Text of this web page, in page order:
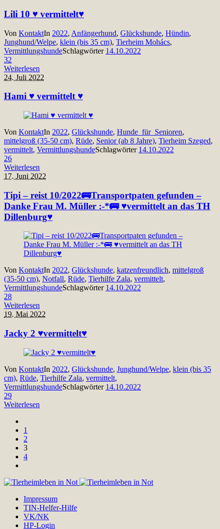
Lili 10 ♥ vermittelt♥
Von KontaktIn 2022, Anfängerhund, Glückshunde, Hündin,
Junghund/Welpe, klein (bis 35 cm), Tierheim Mohács,
VermittlungshundeSchlagwörter 14.10.2022
32
Weiterlesen
24. Juli 2022
Hami ♥ vermittelt ♥
Von KontaktIn 2022, Glückshunde, Hunde_für_Senioren,
mittelgroß (35-50 cm), Rüde, Senior (ab 8 Jahre), Tierheim Szeged,
vermittelt, VermittlungshundeSchlagwörter 14.10.2022
26
Weiterlesen
17. Juni 2022
Tipi – reist 10/2022🚌Transportpaten gefunden –
Danke Frau M. Müller :-*🚌 ♥vermittelt an das TH
Dillenburg♥
Von KontaktIn 2022, Glückshunde, katzenfreundlich, mittelgroß
(35-50 cm), Notfall, Rüde, Tierhilfe Zala, vermittelt,
VermittlungshundeSchlagwörter 14.10.2022
28
Weiterlesen
19. Mai 2022
Jacky 2 ♥vermittelt♥
Von KontaktIn 2022, Glückshunde, Junghund/Welpe, klein (bis 35
cm), Rüde, Tierhilfe Zala, vermittelt,
VermittlungshundeSchlagwörter 14.10.2022
29
Weiterlesen
1
2
3
4
Impressum
TIN-Helfer-Hilfe
VK/NK
HP-Login